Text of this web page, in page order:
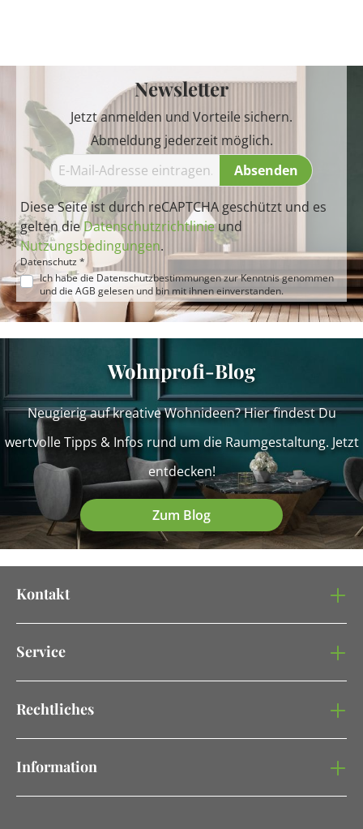
Newsletter
Jetzt anmelden und Vorteile sichern.
Abmeldung jederzeit möglich.
Absenden
Diese Seite ist durch reCAPTCHA geschützt und es
gelten dieDatenschutzrichtlinieund
Nutzungsbedingungen.
Datenschutz *
Ich habe die Datenschutzbestimmungenzur Kenntnis genommen
und die AGB gelesen und bin mit ihnen einverstanden.
Wohnprofi-Blog
Neugierig auf kreative Wohnideen? Hier findest Du
wertvolle Tipps & Infos rund um die Raumgestaltung. Jetzt
entdecken!
Zum Blog
Kontakt
Service
Rechtliches
Information